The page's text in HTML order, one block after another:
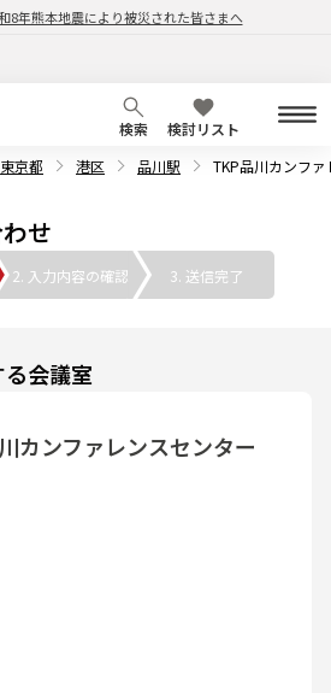
8年熊本地震により被災された皆さまへ
検索
検討リスト
東京都 港区 品川駅 TKP品川カンフ
せ
2. 入力内容の確認 3. 送信完了
会議室
カンファレンスセンター